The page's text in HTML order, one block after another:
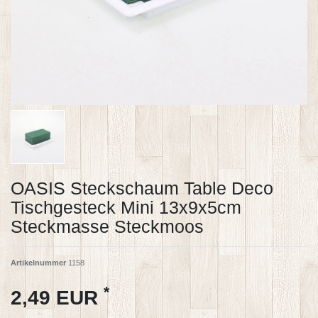
OASIS Steckschaum Table Deco
Tischgesteck Mini 13x9x5cm
Steckmasse Steckmoos
Artikelnummer 1158
2,49 EUR *